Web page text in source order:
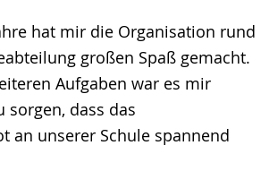
hat mir die Organisation rund
großen Spaß gemacht.
Aufgaben war es mir
sorgen, dass das
an unserer Schule spannend